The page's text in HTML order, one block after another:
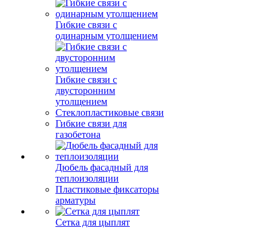
Гибкие связи с
одинарным утолщением
Гибкие связи с
двусторонним
утолщением
Стеклопластиковые связи
Гибкие связи для
газобетона
Дюбель фасадный для
теплоизоляции
Пластиковые фиксаторы
арматуры
Сетка для цыплят